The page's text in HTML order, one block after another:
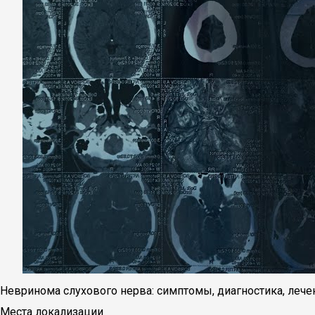
Невринома слухового нерва: симптомы, диагностика,
Места локализации